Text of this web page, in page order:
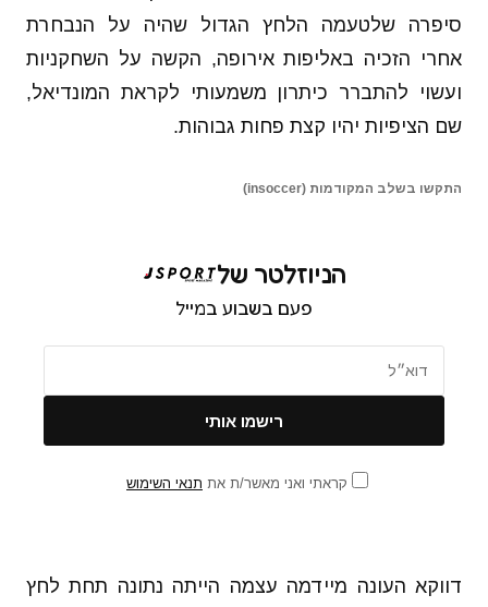
סיפרה שלטעמה הלחץ הגדול שהיה על הנבחרת
אחרי הזכיה באליפות אירופה, הקשה על השחקניות
ועשוי להתברר כיתרון משמעותי לקראת המונדיאל,
שם הציפיות יהיו קצת פחות גבוהות.
התקשו בשלב המקודמות (insoccer)
הניוזלטר של
פעם בשבוע במייל
קראתי ואני מאשר/ת את תנאי השימוש
דווקא העונה מיידמה עצמה הייתה נתונה תחת לחץ